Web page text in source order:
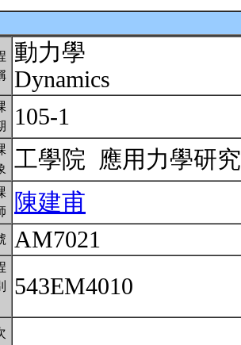
動力學
Dynamics
105-1
工學院 應用力學研
陳建甫
AM7021
543EM4010